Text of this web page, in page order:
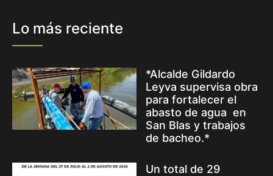
Lo más reciente
*Alcalde Gildardo
Leyva supervisa obra
para fortalecer el
abasto de agua en
San Blas y trabajos
de bacheo.*
Un total de 29